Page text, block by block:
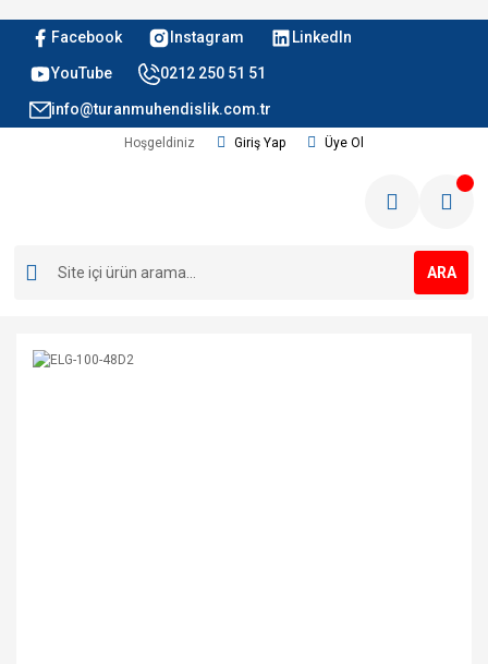
Facebook Instagram LinkedIn
YouTube 0212 250 51 51
info@turanmuhendislik.com.tr
Hoşgeldiniz Giriş Yap Üye Ol
ARA